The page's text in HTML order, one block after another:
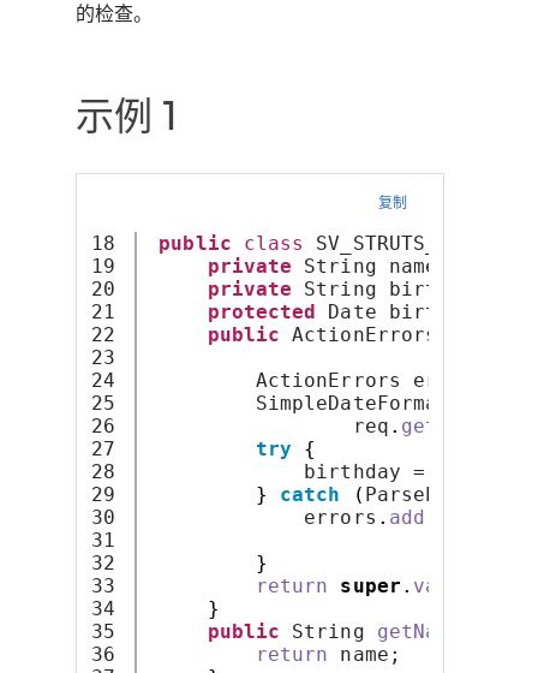
的检查。
示例 1
复制
18
19
20
21
22
23
24
25
26
27
28
29
30
31
32
33
34
35
36
public class
private String name;
private String
protected Date birthday;
public ActionErrors
ActionErrors errors =
SimpleDateFormat
req .
try
{
birthday =
}
catch (
errors . add
}
return
super . validate
}
public String getName
return name;